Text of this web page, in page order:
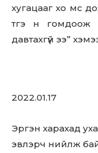
хугацааг хо мс
тгэ н гомдоож
давтахгүй ээ”
2022.01.17
Эргэн харахад
эвлэрч нийлж